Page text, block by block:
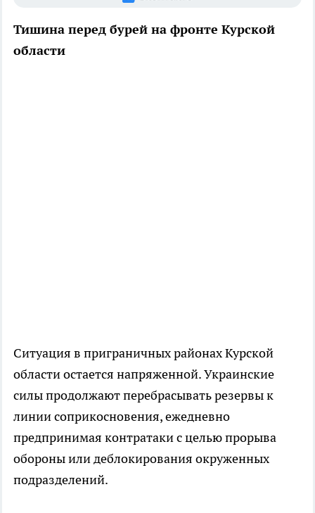
Тишина перед бурей на фронте Курской
области
Ситуация в приграничных районах Курской
области остается напряженной. Украинские
силы продолжают перебрасывать резервы к
линии соприкосновения, ежедневно
предпринимая контратаки с целью прорыва
обороны или деблокирования окруженных
подразделений.